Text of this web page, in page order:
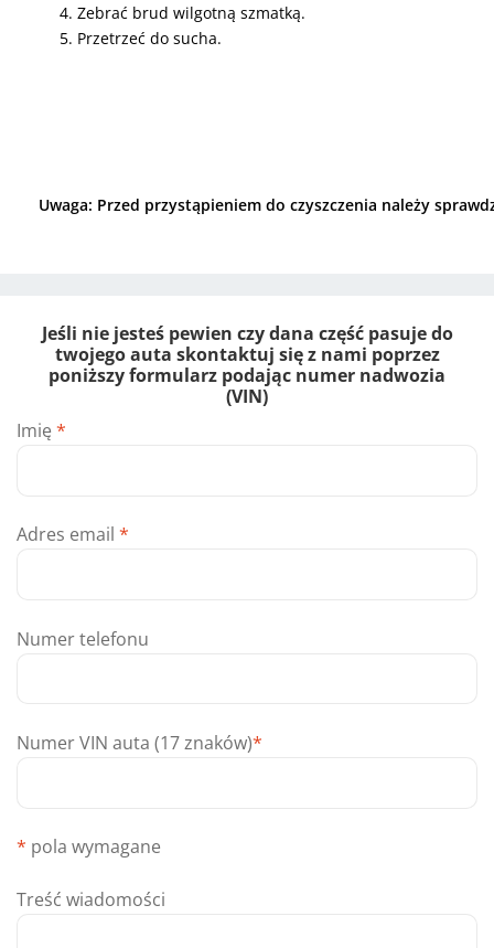
Zebrać brud wilgotną szmatką.
Przetrzeć do sucha.
Uwaga: Przed przystąpieniem do czyszczenia należy
Jeśli nie jesteś pewien czy dana część pasuje do
twojego auta skontaktuj się z nami poprzez
poniższy formularz podając numer nadwozia
(VIN)
Imię *
Adres email *
Numer telefonu
Numer VIN auta (17 znaków)*
* pola wymagane
Treść wiadomości